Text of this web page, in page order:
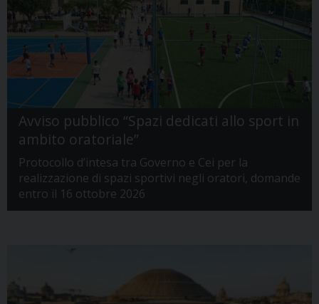
Avviso pubblico “Spazi dedicati allo sport in
ambito oratoriale”
Protocollo d’intesa tra Governo e Cei per la
realizzazione di spazi sportivi negli oratori, domande
entro il 16 ottobre 2026